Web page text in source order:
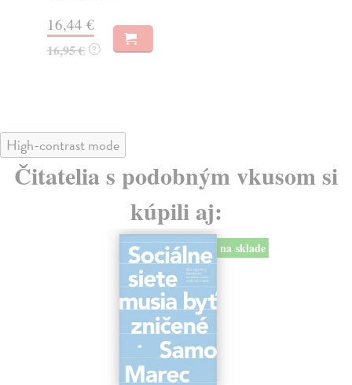
16,44 €
16,95 € ?
High-contrast mode
Čitatelia s podobným vkusom si
kúpili aj:
na sklade